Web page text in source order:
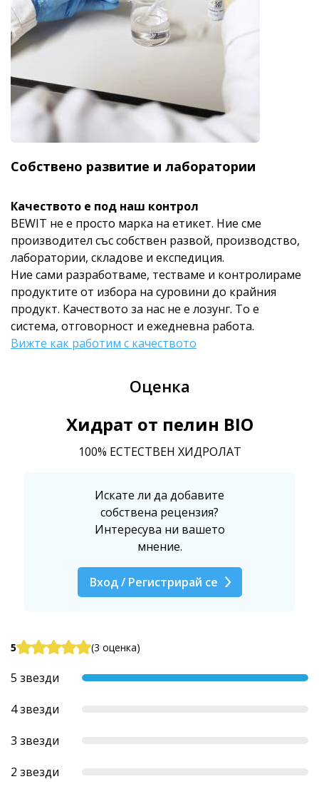
Собствено развитие и лаборатории
Качеството е под наш контрол
BEWIT не е просто марка на етикет. Ние сме
производител със собствен развой, производство,
лаборатории, складове и експедиция.
Ние сами разработваме, тестваме и контролираме
продуктите от избора на суровини до крайния
продукт. Качеството за нас не е лозунг. То е
система, отговорност и ежедневна работа.
Вижте как работим с качеството
Оценка
Хидрат от пелин BIO
100% ЕСТЕСТВЕН ХИДРОЛАТ
Искате ли да добавите
собствена рецензия?
Интересува ни вашето
мнение.
Вход / Регистрирай се
5 (3 оценка)
5 звезди
4 звезди
3 звезди
2 звезди